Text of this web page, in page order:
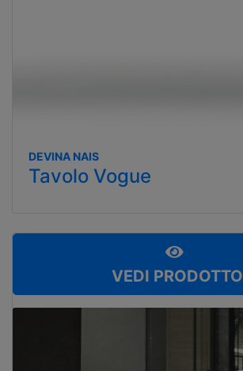
DEVINA NAIS
Tavolo Vogue
VEDI PRODOTTO